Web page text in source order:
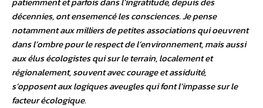
décennies, ont ensemencé les consciences. Je pense
notamment aux milliers de petites associations qui oeuvrent
dans l’ombre pour le respect de l’environnement, mais aussi
aux élus écologistes qui sur le terrain, localement et
régionalement, souvent avec courage et assiduité,
s’opposent aux logiques aveugles qui font l’impasse sur le
facteur écologique.